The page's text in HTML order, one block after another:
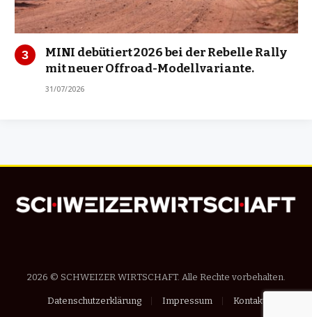
MINI debütiert 2026 bei der Rebelle Rally
mit neuer Offroad-Modellvariante.
31/07/2026
2026 © SCHWEIZER WIRTSCHAFT. Alle Rechte vorbehalten.
Datenschutzerklärung Impressum Kontakt